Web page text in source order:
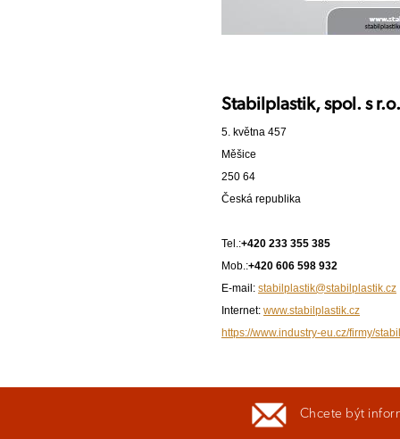
Stabilplastik, spol. s r.o.
5. května 457
Měšice
250 64
Česká republika
Tel.:+420 233 355 385
Mob.:+420 606 598 932
E-mail: stabilplastik@stabilplastik.cz
Internet: www.stabilplastik.cz
https://www.industry-eu.cz/firmy/
Chcete být